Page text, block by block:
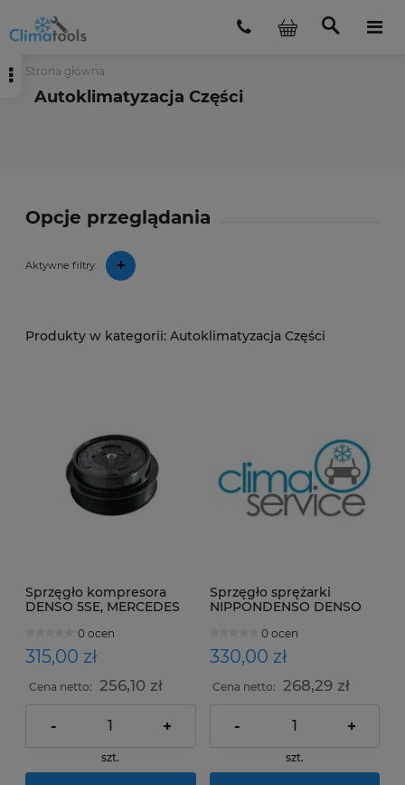
Strona główna
Autoklimatyzacja Części
Opcje przeglądania
Aktywne filtry: +
Autoklimatyzacja Części
Sprzęgło kompresora
DENSO 5SE, MERCEDES
0 ocen
315,00 zł
Cena netto: 256,10 zł
- +
szt.
Sprzęgło sprężarki
NIPPONDENSO DENSO
0 ocen
330,00 zł
Cena netto: 268,29 zł
- +
szt.